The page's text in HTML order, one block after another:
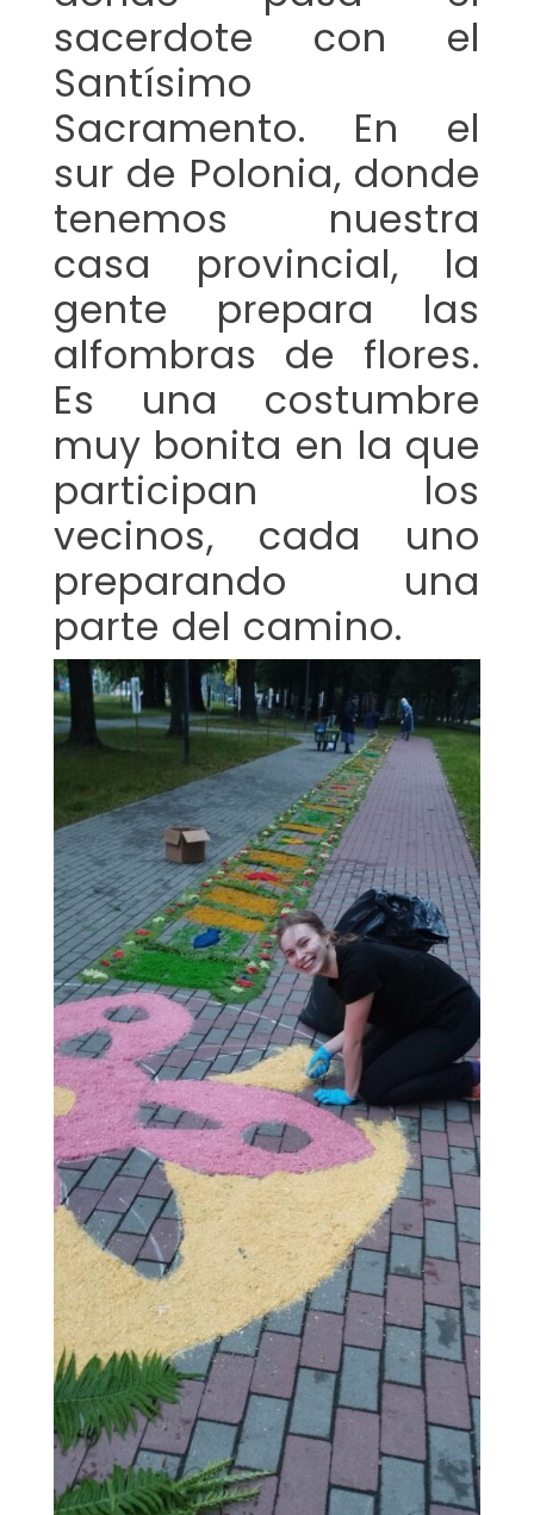
sacerdote con el
Santísimo
Sacramento. En el
sur de Polonia, donde
tenemos nuestra
casa provincial, la
gente prepara las
alfombras de flores.
Es una costumbre
muy bonita en la que
participan los
vecinos, cada uno
preparando una
parte del camino.